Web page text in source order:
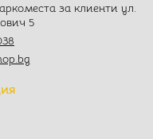
за клиенти ул.
5